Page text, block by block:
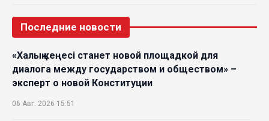
Последние новости
«Халық кеңесі станет новой площадкой для
диалога между государством и обществом» –
эксперт о новой Конституции
06 Авг. 2026 15:51